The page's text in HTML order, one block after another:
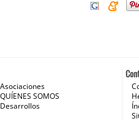
Asociaciones
e Internet
QUÍENES SOMOS
Desarrollos